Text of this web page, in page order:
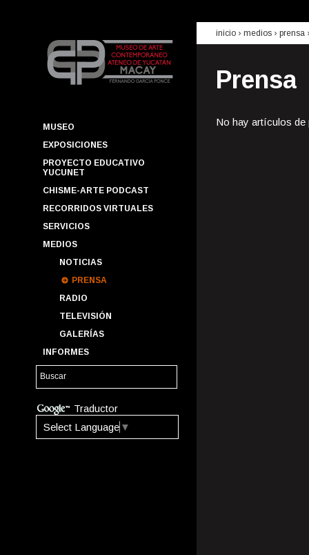
MUSEO
EXPOSICIONES
PROYECTO EDUCATIVO
YUCUNET
CHISME-ARTE PODCAST
RECORRIDOS VIRTUALES
SERVICIOS
MEDIOS
NOTICIAS
PRENSA
RADIO
TELEVISIÓN
GALERÍAS
INFORMES
Traductor
Select Language ▼
inicio › medios › prensa
Prensa
No hay artículos de